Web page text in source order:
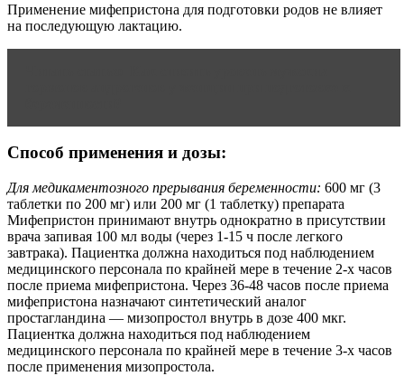
Применение мифепристона для подготовки родов не влияет
на последующую лактацию.
Способ применения и дозы:
Для медикаментозного прерывания беременности: 600 мг (3
таблетки по 200 мг) или 200 мг (1 таблетку) препарата
Мифепристон принимают внутрь однократно в присутствии
врача запивая 100 мл воды (через 1-15 ч после легкого
завтрака). Пациентка должна находиться под наблюдением
медицинского персонала по крайней мере в течение 2-х часов
после приема мифепристона. Через 36-48 часов после приема
мифепристона назначают синтетический аналог
простагландина — мизопростол внутрь в дозе 400 мкг.
Пациентка должна находиться под наблюдением
медицинского персонала по крайней мере в течение 3-х часов
после применения мизопростола.